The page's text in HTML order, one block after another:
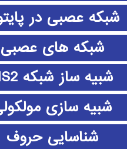
شبکه عصبی در
شبکه های عصبی
شبیه ساز شبکه NS2
شبیه سازی
شناسایی حروف